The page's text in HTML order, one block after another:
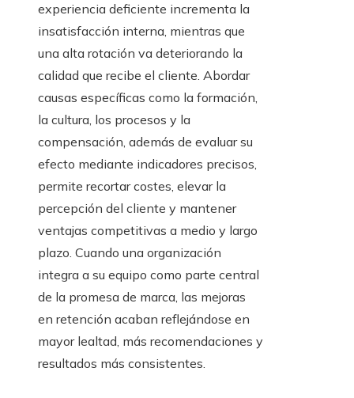
experiencia deficiente incrementa la
insatisfacción interna, mientras que
una alta rotación va deteriorando la
calidad que recibe el cliente. Abordar
causas específicas como la formación,
la cultura, los procesos y la
compensación, además de evaluar su
efecto mediante indicadores precisos,
permite recortar costes, elevar la
percepción del cliente y mantener
ventajas competitivas a medio y largo
plazo. Cuando una organización
integra a su equipo como parte central
de la promesa de marca, las mejoras
en retención acaban reflejándose en
mayor lealtad, más recomendaciones y
resultados más consistentes.